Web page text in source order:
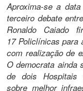
Aproxima-se a
terceiro debate
Ronaldo Caiado
17 Policlínicas para
com realização de
O democrata ainda
de dois Hospitais
sobre melhor